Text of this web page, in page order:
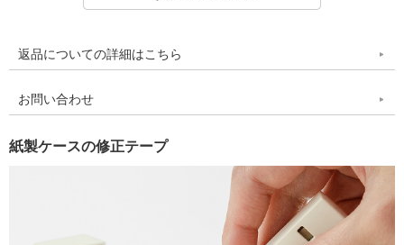
返品についての詳細はこちら
お問い合わせ
紙製ケースの修正テープ